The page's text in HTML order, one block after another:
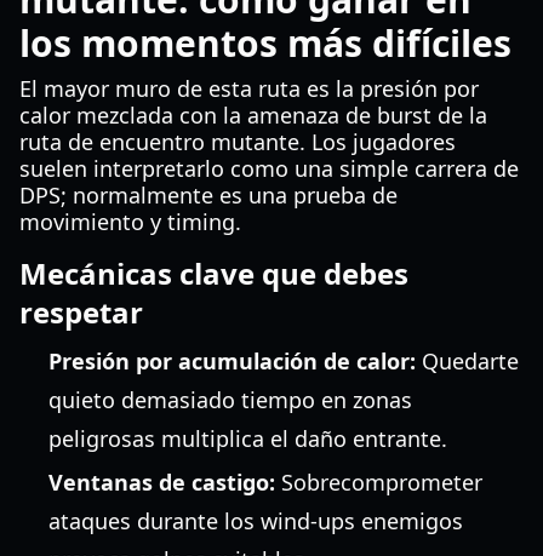
los momentos más difíciles
El mayor muro de esta ruta es la presión por
calor mezclada con la amenaza de burst de la
ruta de encuentro mutante. Los jugadores
suelen interpretarlo como una simple carrera de
DPS; normalmente es una prueba de
movimiento y timing.
Mecánicas clave que debes
respetar
Presión por acumulación de calor: Quedarte
quieto demasiado tiempo en zonas
peligrosas multiplica el daño entrante.
Ventanas de castigo: Sobrecomprometer
ataques durante los wind-ups enemigos